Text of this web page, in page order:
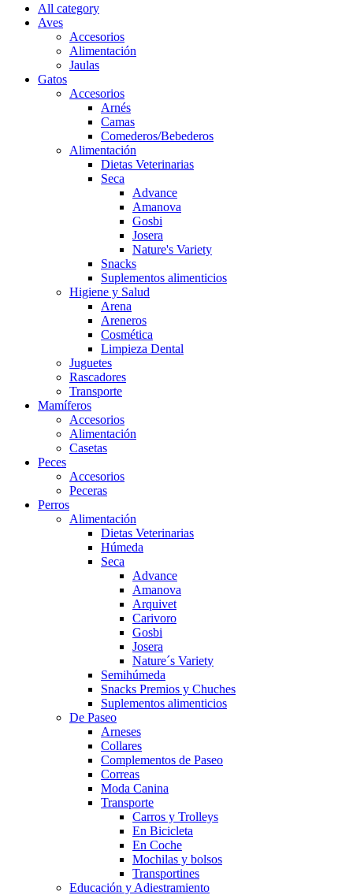
All category
Aves
Accesorios
Alimentación
Jaulas
Gatos
Accesorios
Arnés
Camas
Comederos/Bebederos
Alimentación
Dietas Veterinarias
Seca
Advance
Amanova
Gosbi
Josera
Nature's Variety
Snacks
Suplementos alimenticios
Higiene y Salud
Arena
Areneros
Cosmética
Limpieza Dental
Juguetes
Rascadores
Transporte
Mamíferos
Accesorios
Alimentación
Casetas
Peces
Accesorios
Peceras
Perros
Alimentación
Dietas Veterinarias
Húmeda
Seca
Advance
Amanova
Arquivet
Carivoro
Gosbi
Josera
Nature´s Variety
Semihúmeda
Snacks Premios y Chuches
Suplementos alimenticios
De Paseo
Arneses
Collares
Complementos de Paseo
Correas
Moda Canina
Transporte
Carros y Trolleys
En Bicicleta
En Coche
Mochilas y bolsos
Transportines
Educación y Adiestramiento